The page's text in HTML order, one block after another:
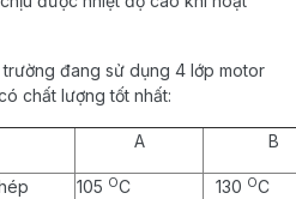
đang sử dụng 4 lớp motor
chất lượng tốt nhất:
A B
105 OC 130 OC